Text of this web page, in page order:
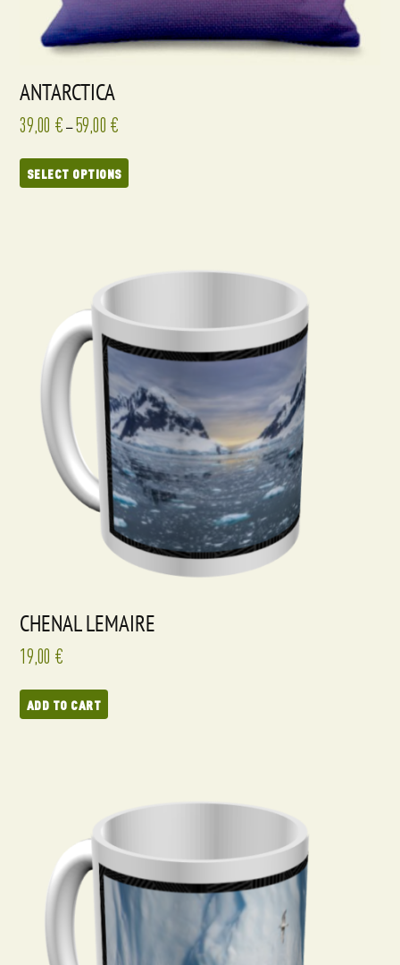
ANTARCTICA
39,00 € –59,00 €
SELECT OPTIONS
CHENAL LEMAIRE
19,00 €
ADD TO CART